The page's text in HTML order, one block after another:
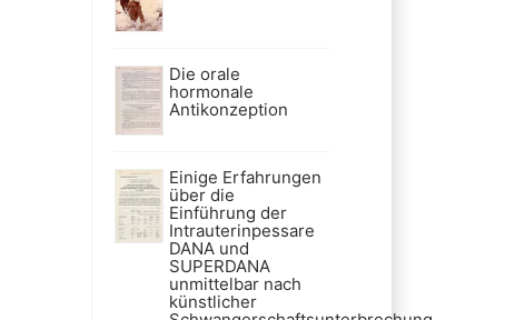
Die orale
hormonale
Antikonzeption
Einige Erfahrungen
über die
Einführung der
Intrauterinpessare
DANA und
SUPERDANA
unmittelbar nach
künstlicher